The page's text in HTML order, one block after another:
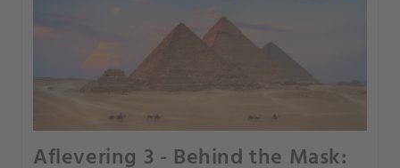
Aflevering 3 - Behind the Mask: